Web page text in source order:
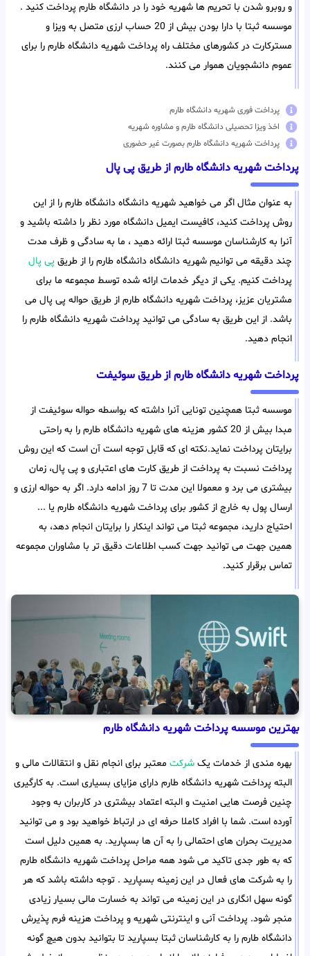
و روبرو شدن با تحریم ها شهریه خود را در دانشگاه طارم پرداخت کنید .
موسسه ثبتا با دارا بودن بیش از 20 حساب ارزی متصل به ویزا و
مسترکارت در کشورهای مختلف راه پرداخت شهریه دانشگاه طارم را برای
عموم دانشجویان هموار می کنند.
پرداخت فوری شهریه دانشگاه طارم
اخذ ویزا تحصیلی دانشگاه طارم و مشاوره شهریه
پرداخت شهریه دانشگاه طارم بصورت غیر حضوری
پرداخت شهریه دانشگاه طارم از طریق پی پال
به عنوان مثال اگر می خواهید شهریه دانشگاه دانشگاه طارم را از این
روش پرداخت کنید، کافیست ایمیل دانشگاه مورد نظر را داشته باشید و
آنرا به کارشناسان موسسه ثبتا ارائه دهید ، ما به سادگی و ظرف مدت
چند دقیقه می توانیم شهریه دانشگاه دانشگاه طارم را از طریق پی پال
پرداخت کنیم. یکی از دیگر خدمات ارائه شده توسط مجموعه ما برای
مشتریان عزیز، پرداخت شهریه دانشگاه طارم از طریق حواله پی پال می
باشد. از این طریق به سادگی می توانید پرداخت شهریه دانشگاه طارم را
انجام دهید.
پرداخت شهریه دانشگاه طارم از طریق سوئیفت
موسسه ثبتا همچنین تونایی آنرا داشته که بواسطه حواله سوئیفت از
مبدا بیش از 20 کشور هزینه های شهریه دانشگاه طارم را به راحتی
برایتان پرداخت نماید.نکته ای که قابل توجه است آن است که این روش
پرداخت نسبت به پرداخت از طریق کارت های اعتباری و پی پال، زمان
بیشتری می برد و معمولا این مدت تا 7 روز ادامه دارد. اگر به حواله ارزی و
ارسال پول به خارج از کشور برای پرداخت شهریه دانشگاه طارم یا ...
احتیاج دارید، مجموعه ثبتا می تواند اینکار را برایتان انجام دهد، به
همین جهت می توانید جهت کسب اطلاعات دقیق تر با مشاوران مجموعه
تماس برقرار کنید.
بهترین موسسه پرداخت شهریه دانشگاه طارم
بهره مندی از خدمات یک شرکت معتبر برای انجام نقل و انتقالات مالی و
البته پرداخت شهریه دانشگاه طارم دارای مزایای بسیاری است. به کارگیری
چنین فرصت هایی امنیت و البته اعتماد بیشتری در کاربران به وجود
آورده است. شما با افراد کاملا حرفه ای در ارتباط خواهید بود و می توانید
مدیریت بحران های احتمالی را به آن ها بسپارید. به همین دلیل است
که به طور جدی تاکید می شود همه مراحل پرداخت شهریه دانشگاه طارم
را به شرکت های فعال در این زمینه بسپارید . توجه داشته باشد که هر
گونه سهل انگاری در این زمینه می تواند به خسارت مالی بسیار زیادی
منجر شود. پرداخت آنی و اینترنتی شهریه و پرداخت هزینه فرم پذیرش
دانشگاه طارم را به کارشناسان ثبتا بسپارید تا بتوانید بدون هیچ گونه